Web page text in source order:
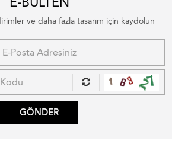
ve daha fazla tasarım için kaydolun
GÖNDER